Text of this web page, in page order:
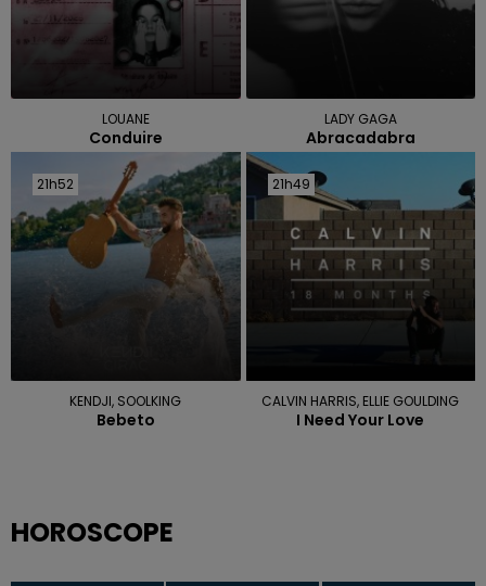
LOUANE
Conduire
LADY GAGA
Abracadabra
21h52
21h52
KENDJI, SOOLKING
Bebeto
21h49
21h49
CALVIN HARRIS, ELLIE GOULDING
I Need Your Love
HOROSCOPE